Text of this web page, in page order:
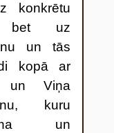
konkrētu
bet uz
un tās
kopā ar
un Viņa
kuru
un